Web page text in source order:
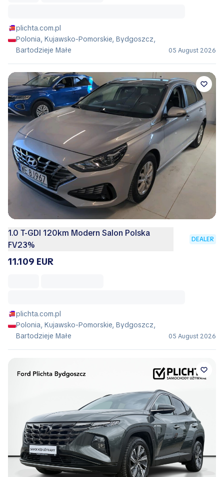
plichta.com.pl
Polonia, Kujawsko-Pomorskie, Bydgoszcz,
Bartodzieje Małe
05 August 2026
1.0 T-GDI 120km Modern Salon Polska
FV23%
DEALER
11.109 EUR
plichta.com.pl
Polonia, Kujawsko-Pomorskie, Bydgoszcz,
Bartodzieje Małe
05 August 2026